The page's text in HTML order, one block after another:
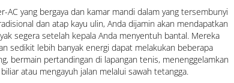
AC yang bergaya dan kamar mandi dalam yang tersembunyi
dan atap kayu ulin, Anda dijamin akan mendapatkan
segera setelah kepala Anda menyentuh bantal. Mereka
sedikit lebih banyak energi dapat melakukan beberapa
bermain pertandingan di lapangan tenis, menenggelamkan
atau mengayuh jalan melalui sawah tetangga.